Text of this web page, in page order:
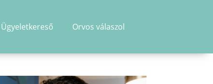
Ügyeletkereső Orvos válaszol